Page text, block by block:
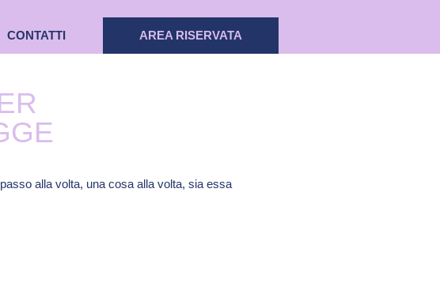
CONTATTI AREA RISERVATA
alla volta, una cosa alla volta, sia essa